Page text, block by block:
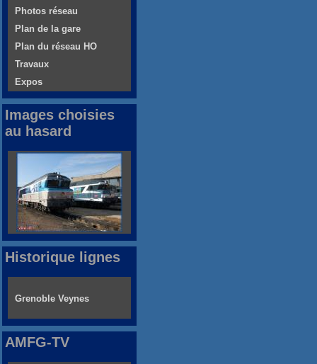
Photos réseau
Plan de la gare
Plan du réseau HO
Travaux
Expos
Images choisies
au hasard
Historique lignes
Grenoble Veynes
AMFG-TV